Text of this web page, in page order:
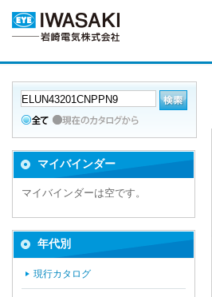
マイバインダー
マイバインダーは空です。
年代別
現行カタログ